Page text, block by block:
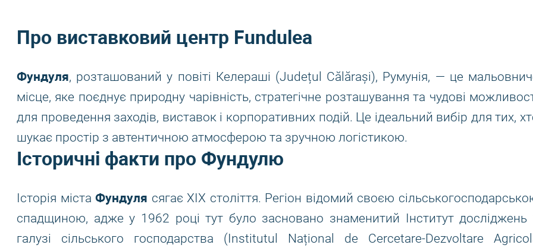
Про виставковий центр Fundulea
Фундуля, розташований у повіті Келераші (Județul Călărași), Румунія, — це
місце, яке поєднує природну чарівність, стратегічне розташування та чудові
для проведення заходів, виставок і корпоративних подій. Це ідеальний вибір для тих,
шукає простір з автентичною атмосферою та зручною логістикою.
Історичні факти про Фундулю
Історія містаФундуля сягає XIX століття. Регіон відомий своєю
спадщиною, адже у 1962 році тут було засновано знаменитий Інститут досліджень
галузі сільського господарства (Institutul Național de Cercetare-Dezvoltare